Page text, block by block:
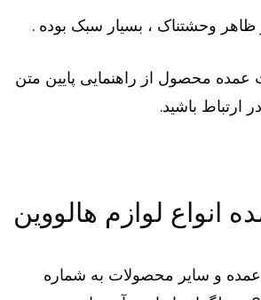
وحشتناک ، بسیار سبک بوده .
محصول از راهنمایی پایین متن
باشید.
لوازم هالووین
و سایر محصولات به شماره